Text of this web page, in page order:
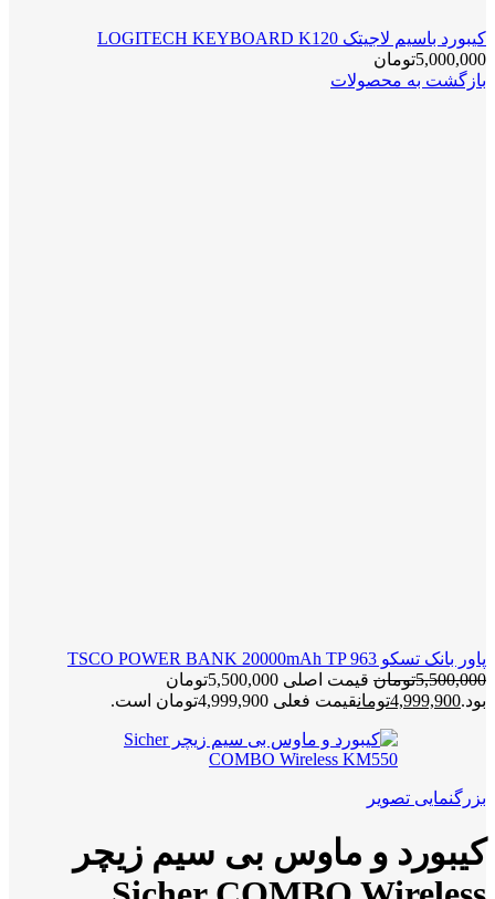
کیبورد باسیم لاجیتک LOGITECH KEYBOARD K120
5,000,000تومان
بازگشت به محصولات
پاور بانک تسکو TSCO POWER BANK 20000mAh TP 963
5,500,000تومان
قیمت اصلی 5,500,000تومان
بود.4,999,900تومانقیمت فعلی 4,999,900تومان است.
بزرگنمایی تصویر
کیبورد و ماوس بی سیم زیچر